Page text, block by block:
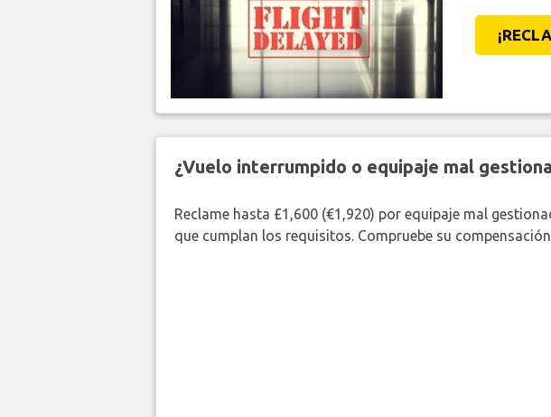
¿Vuelo interrumpido o equipaje mal
Reclame hasta £1,600 (€1,920) por equipaje mal
que cumplan los requisitos. Compruebe su